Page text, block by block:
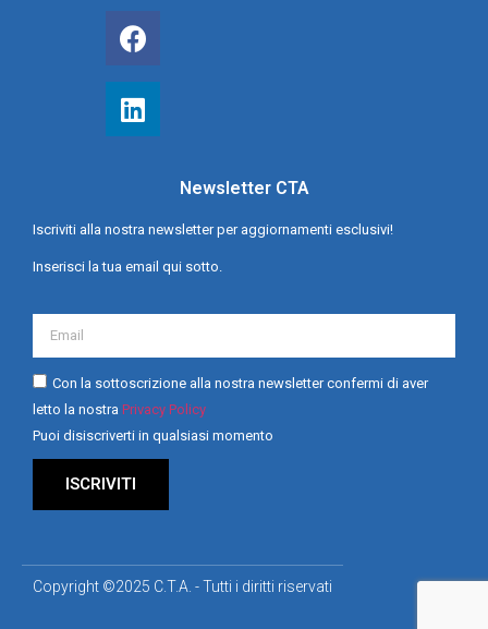
Newsletter CTA
Iscriviti alla nostra newsletter per aggiornamenti esclusivi!
Inserisci la tua email qui sotto.
Con la sottoscrizione alla nostra newsletter confermi di aver
letto la nostra Privacy Policy
Puoi disiscriverti in qualsiasi momento
ISCRIVITI
Copyright ©2025 C.T.A. - Tutti i diritti riservati